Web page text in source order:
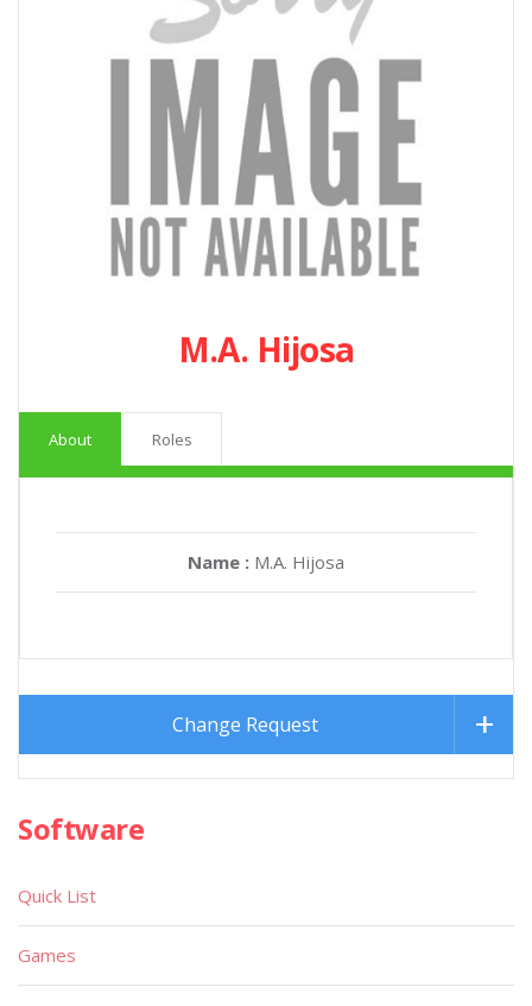
M.A. Hijosa
About Roles
Name : M.A. Hijosa
Change Request
Software
Quick List
Games